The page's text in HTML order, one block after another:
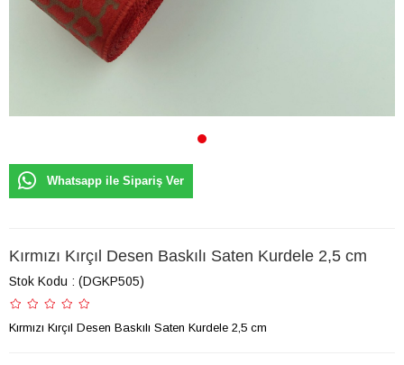
Whatsapp ile Sipariş Ver
Kırmızı Kırçıl Desen Baskılı Saten Kurdele 2,5 cm
Stok Kodu (DGKP505)
Kırmızı Kırçıl Desen Baskılı Saten Kurdele 2,5 cm